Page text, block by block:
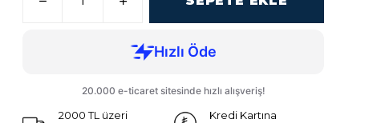
2000 TL üzeri
Kredi Kartına